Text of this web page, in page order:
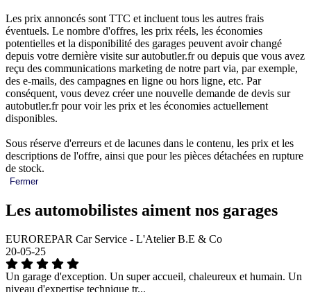
Les prix annoncés sont TTC et incluent tous les autres frais
éventuels. Le nombre d'offres, les prix réels, les économies
potentielles et la disponibilité des garages peuvent avoir changé
depuis votre dernière visite sur autobutler.fr ou depuis que vous avez
reçu des communications marketing de notre part via, par exemple,
des e-mails, des campagnes en ligne ou hors ligne, etc. Par
conséquent, vous devez créer une nouvelle demande de devis sur
autobutler.fr pour voir les prix et les économies actuellement
disponibles.
Sous réserve d'erreurs et de lacunes dans le contenu, les prix et les
descriptions de l'offre, ainsi que pour les pièces détachées en rupture
de stock.
Fermer
Les automobilistes aiment nos garages
EUROREPAR Car Service - L'Atelier B.E & Co
20-05-25
Un garage d'exception. Un super accueil, chaleureux et humain. Un
niveau d'expertise technique tr...